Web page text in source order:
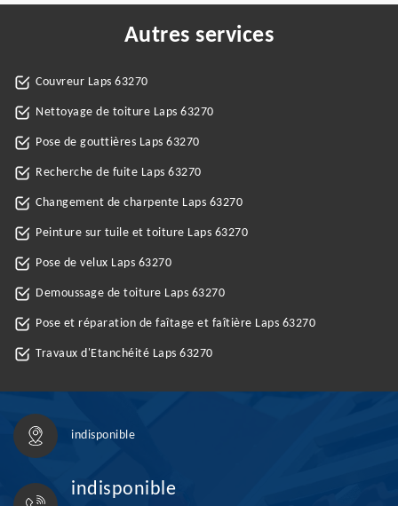
Autres services
Couvreur Laps 63270
Nettoyage de toiture Laps 63270
Pose de gouttières Laps 63270
Recherche de fuite Laps 63270
Changement de charpente Laps 63270
Peinture sur tuile et toiture Laps 63270
Pose de velux Laps 63270
Demoussage de toiture Laps 63270
Pose et réparation de faîtage et faîtière Laps 63270
Travaux d'Etanchéité Laps 63270
indisponible
indisponible